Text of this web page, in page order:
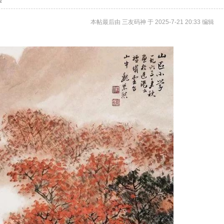
中国*三友画廊急招实习版主！只要您
本帖最后由 三友码神 于 2025-7-21 20:33 编辑